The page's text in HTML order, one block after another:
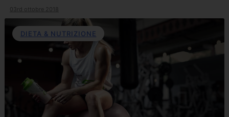
03rd ottobre 2018
DIETA & NUTRIZIONE